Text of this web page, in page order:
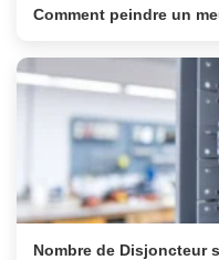
Comment peindre un
Nombre de Disjoncteur